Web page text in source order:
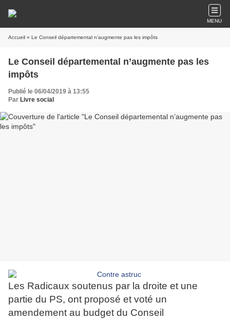
MENU
Accueil » Le Conseil départemental n’augmente pas les impôts
Le Conseil départemental n’augmente pas les
impôts
Publié le 06/04/2019 à 13:55
Par Livre social
Les Radicaux soutenus par la droite et une
partie du PS, ont proposé et voté un
amendement au budget du Conseil